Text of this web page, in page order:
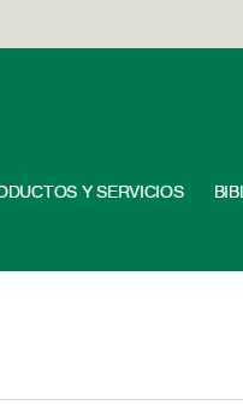
Y SERVICIOS